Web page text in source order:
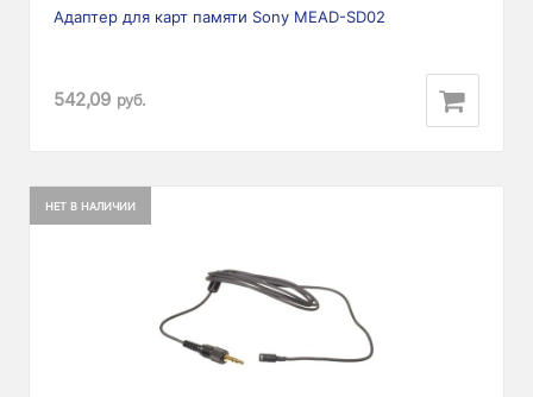
Адаптер для карт памяти Sony MEAD-SD02
542,09 руб.
НЕТ В НАЛИЧИИ